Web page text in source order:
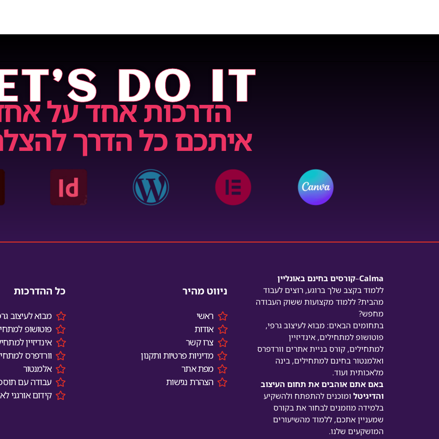
DO IT
הדרכות אחד על
איתכם כל הדרך
Calma
–קורסים בחינם באונליין
ללמוד בקצב שלך ברוגע,רוצים לעבוד
מהבית? ללמוד מקצועות ששוק העבודה
מחפש?
בתחומים הבאים: מבוא לעיצוב גרפי,
פוטושופ למתחילים, אינדיזיין
למתחילים, קורס בניית אתרים וורדפרס
ואלמנטור בחינם למתחילים, בינה
מלאכותית ועוד.
באם אתם אוהבים את תחום העיצוב
והדיגיטל ומוכנים להתפתח ולהשקיע
בלמידה מוזמנים לבחור את בקורס
שמעניין אתכם, ללמוד מהשיעורים
המושקעים שלנו.
ניווט מהיר
ראשי
אודות
צרו קשר
מדיניות פרטיות ותקנון
מפת אתר
הצהרת נגישות
כל ההדרכות
מבוא לעיצוב
פוטושופ
אינדיזיין
וורדפרס
אלמנטור
עבודה עם
קידום אורגני